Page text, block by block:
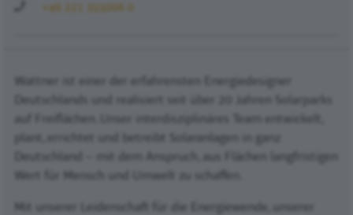
+49 221 355006 0
Wattner ist einer der erfahrensten Energiedesigner
Deutschlands und realisiert seit über 20 Jahren Solarparks
auf Freiflächen. Unser interdisziplinäres Team entwickelt,
plant, errichtet und betreibt Solaranlagen in ganz
Deutschland – mit dem Anspruch, aus Flächen langfristigen
Wert für Mensch und Umwelt zu schaffen.
Mit unserer Leidenschaft für die Energiewende, unserer